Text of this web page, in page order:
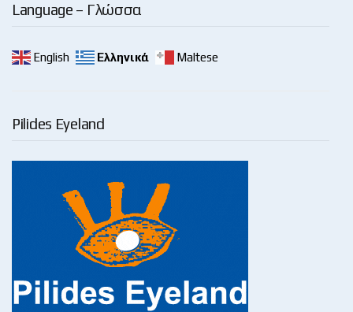
Language – Γλώσσα
English Ελληνικά Maltese
Pilides Eyeland